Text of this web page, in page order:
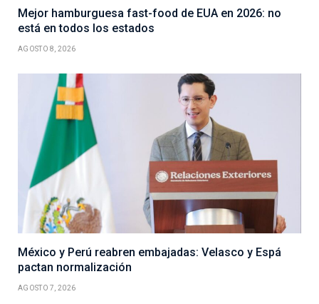
Mejor hamburguesa fast-food de EUA en 2026: no
está en todos los estados
AGOSTO 8, 2026
México y Perú reabren embajadas: Velasco y Espá
pactan normalización
AGOSTO 7, 2026